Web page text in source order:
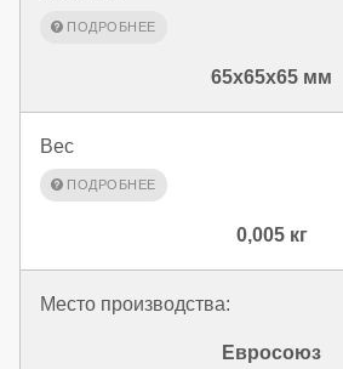
65x65x65 мм
Вес
0,005 кг
Место производства:
Евросоюз